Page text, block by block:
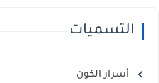
التسميات
أسرار الكون